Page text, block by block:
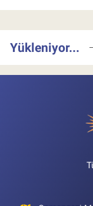
Yükleniyor...